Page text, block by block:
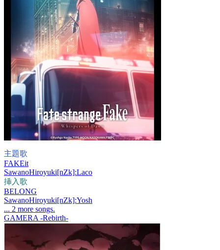
主題歌
FAKEit
SawanoHiroyuki[nZk]:Laco
挿入歌
BELONG
SawanoHiroyuki[nZk]:Yosh
... 2 more songs.
GAMERA -Rebirth-